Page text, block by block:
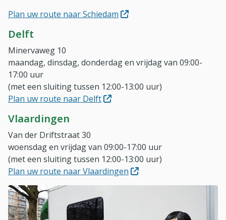
Plan uw route naar Schiedam (Opent in nieuw venster)
Delft
Minervaweg 10
maandag, dinsdag, donderdag en vrijdag van 09:00-
17:00 uur
(met een sluiting tussen 12:00-13:00 uur)
Plan uw route naar Delft(Opent in nieuw venster)
Vlaardingen
Van der Driftstraat 30
woensdag en vrijdag van 09:00-17:00 uur
(met een sluiting tussen 12:00-13:00 uur)
Plan uw route naar Vlaardingen (Opent in nieuw venster)